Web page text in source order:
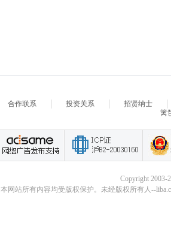
合作联系 投资关系 招贤纳士
篱
Copyright 2003-
本网站所有内容均受版权保护。未经版权所有人--